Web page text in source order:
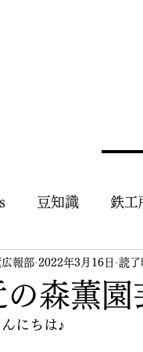
豆知識 鉄工
らせ
の森薫園
報部 2022年3月16日 読了
にちは♪